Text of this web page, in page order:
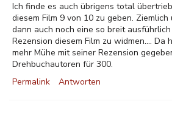
Ich finde es auch übrigens total
diesem Film 9 von 10 zu geben.
dann auch noch eine so breit
Rezension diesem Film zu widmen.... Da
mehr Mühe mit seiner Rezension
Drehbuchautoren für 300.
Permalink
Antworten